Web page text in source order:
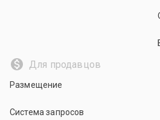
Для продавцов
Размещение
Система запросов